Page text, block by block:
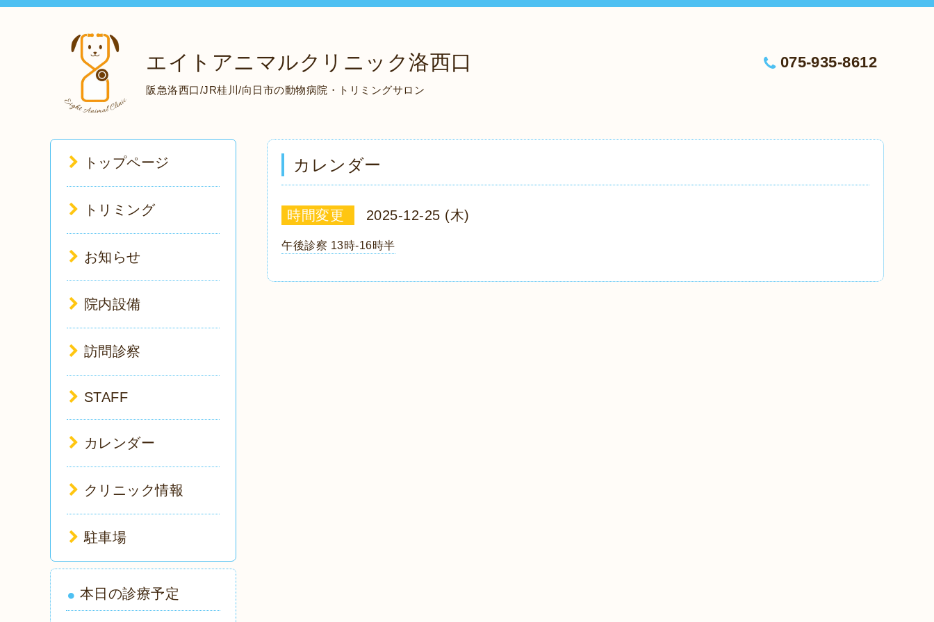
エイトアニマルクリニック洛西口
阪急洛西口/JR桂川/向日市の動物病院・トリミングサロン
075-935-8612
カレンダー
時間変更 2025-12-25 (木)
午後診察 13時-16時半
トップページ
トリミング
お知らせ
院内設備
訪問診察
STAFF
カレンダー
クリニック情報
駐車場
本日の診療予定